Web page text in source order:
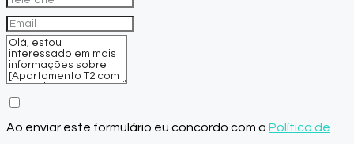
Ao enviar este formulário eu concordo com a Política de